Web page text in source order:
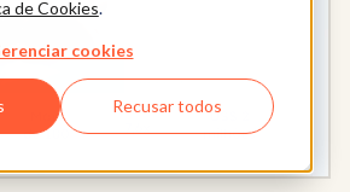
de Cookies.
cookies
Recusar todos